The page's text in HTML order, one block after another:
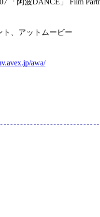
「阿波DANCE」 Film
、アットムービー
awa/